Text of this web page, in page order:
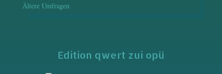
Ältere Umfragen
Edition qwert zui opü